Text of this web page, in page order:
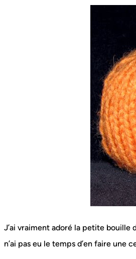
J’ai vraiment adoré la petite
n’ai pas eu le temps d’en faire une